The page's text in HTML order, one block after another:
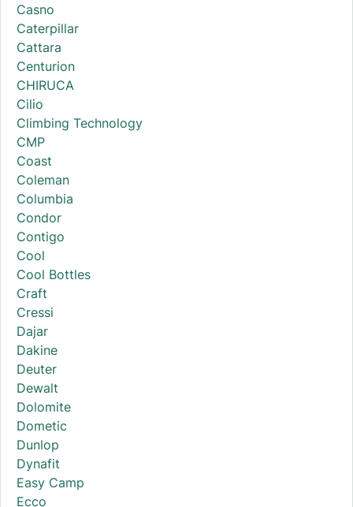
Casno
Caterpillar
Cattara
Centurion
CHIRUCA
Cilio
Climbing Technology
CMP
Coast
Coleman
Columbia
Condor
Contigo
Cool
Cool Bottles
Craft
Cressi
Dajar
Dakine
Deuter
Dewalt
Dolomite
Dometic
Dunlop
Dynafit
Easy Camp
Ecco